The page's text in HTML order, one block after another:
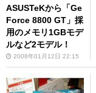
ASUSTeKから「Ge
Force 8800 GT」採
用のメモリ1GBモデ
ルなど2モデル！
2008年01月12日 22:15